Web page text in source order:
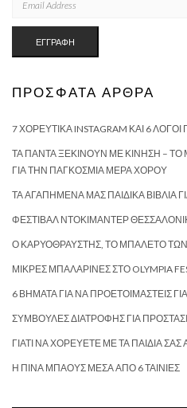
ΠΡΌΣΦΑΤΑ ΆΡΘΡΑ
7 ΧΟΡΕΥΤΙΚΆ INSTAGRAM ΚΑΙ 6
ΤΑ ΠΆΝΤΑ ΞΕΚΙΝΟΎΝ ΜΕ ΚΊΝΗΣΗ – ΤΟ
ΓΙΑ ΤΗΝ ΠΑΓΚΌΣΜΙΑ ΜΈΡΑ ΧΟΡΟΎ
ΤΑ ΑΓΑΠΗΜΈΝΑ ΜΑΣ ΠΑΙΔΙΚΆ ΒΙΒΛΊΑ
ΦΕΣΤΙΒΆΛ ΝΤΟΚΙΜΑΝΤΈΡ
Ο ΚΑΡΥΟΘΡΑΎΣΤΗΣ, ΤΟ ΜΠΑΛΈΤΟ
ΜΙΚΡΈΣ ΜΠΑΛΑΡΊΝΕΣ ΣΤΟ OLYMPIA
6 ΒΉΜΑΤΑ ΓΙΑ ΝΑ ΠΡΟΕΤΟΙΜΑΣΤΕΊΣ
ΣΥΜΒΟΥΛΈΣ ΔΙΑΤΡΟΦΉΣ ΓΙΑ
ΓΙΑΤΊ ΝΑ ΧΟΡΕΎΕΤΕ ΜΕ ΤΑ ΠΑΙΔΙΆ ΣΑΣ
Η ΠΊΝΑ ΜΠΆΟΥΣ ΜΈΣΑ ΑΠΌ 6 ΤΑΙΝΊΕΣ